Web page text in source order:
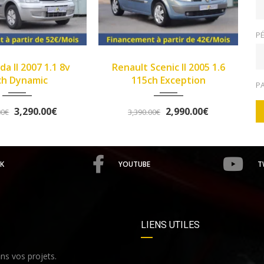
149933
Scenic II 2005 1.6
Exception
2,990.00€
102345
>Opel Corsa IV 2013 1.2
Twinport 85ch Graphite
5,758.00€ 5,490.00€
YOUTUBE
vos projets.
LIENS UTILES